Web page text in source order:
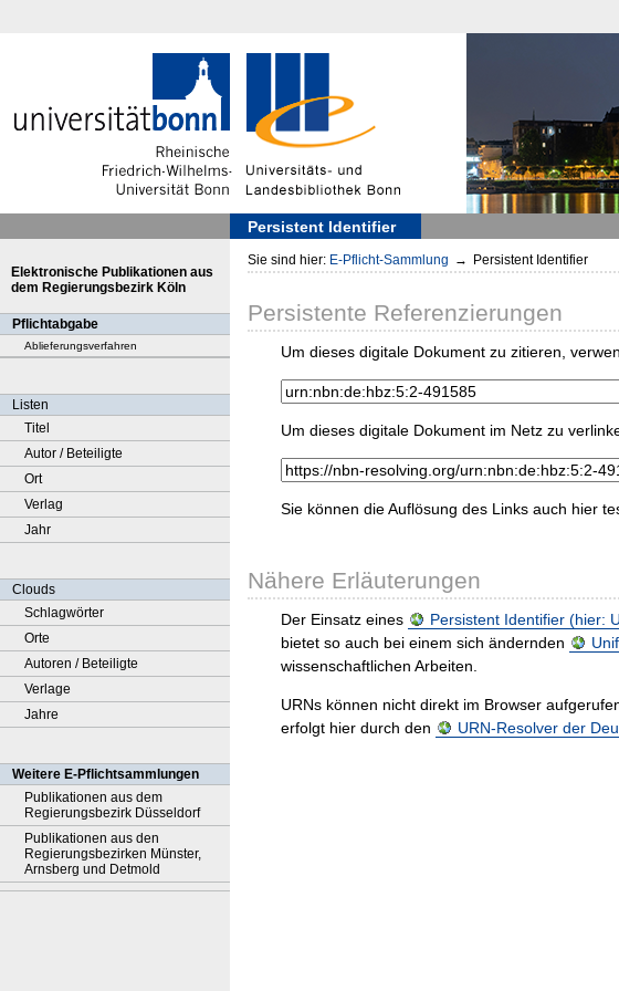
Persistent Identifier
Elektronische Publikationen aus
dem Regierungsbezirk Köln
Pflichtabgabe
Ablieferungsverfahren
Listen
Titel
Autor / Beteiligte
Ort
Verlag
Jahr
Clouds
Schlagwörter
Orte
Autoren / Beteiligte
Verlage
Jahre
Weitere E-Pflichtsammlungen
Publikationen aus dem
Regierungsbezirk Düsseldorf
Publikationen aus den
Regierungsbezirken Münster,
Arnsberg und Detmold
Sie sind hier: E-Pflicht-Sammlung → Persistent Identifier
Persistente Referenzierungen
Um dieses digitale Dokument zu zitieren,
Um dieses digitale Dokument im Netz zu
Sie können die Auflösung des Links auch hier
Nähere Erläuterungen
Der Einsatz eines Persistent Identifier (hier:
bietet so auch bei einem sich ändernden
wissenschaftlichen Arbeiten.
URNs können nicht direkt im Browser
erfolgt hier durch den
URN-Resolver der